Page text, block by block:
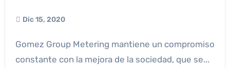
Dic 15, 2020
Gomez Group Metering mantiene un compromiso
constante con la mejora de la sociedad, que se...